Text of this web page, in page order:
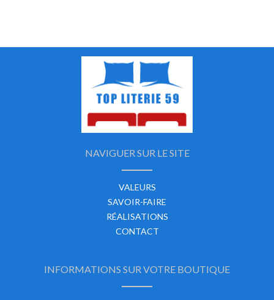
NAVIGUER SUR LE SITE
VALEURS
SAVOIR-FAIRE
RÉALISATIONS
CONTACT
INFORMATIONS SUR VOTRE BOUTIQUE